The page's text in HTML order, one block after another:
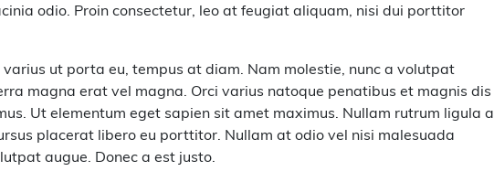
odio. Proin consectetur, leo at feugiat aliquam, nisi dui porttitor
varius ut porta eu, tempus at diam. Nam molestie, nunc a volutpat
magna erat vel magna. Orci varius natoque penatibus et magnis dis
Ut elementum eget sapien sit amet maximus. Nullam rutrum ligula a
placerat libero eu porttitor. Nullam at odio vel nisi malesuada
augue. Donec a est justo.